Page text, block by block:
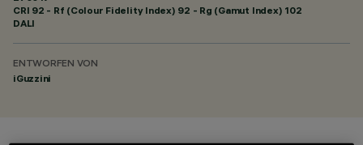
CRI 92 - Rf (Colour Fidelity Index) 92 - Rg (Gamut Index) 102
DALI
ENTWORFEN VON
iGuzzini